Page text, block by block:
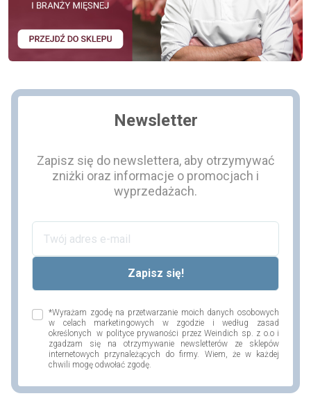
Newsletter
Zapisz się do newslettera, aby otrzymywać
zniżki oraz informacje o promocjach i
wyprzedażach.
*Wyrażam zgodę na przetwarzanie moich danych osobowych
w celach marketingowych w zgodzie i według zasad
określonych w polityce prywaności przez Weindich sp. z o.o i
zgadzam się na otrzymywanie newsletterów ze sklepów
internetowych przynależących do firmy. Wiem, że w każdej
chwili mogę odwołać zgodę.